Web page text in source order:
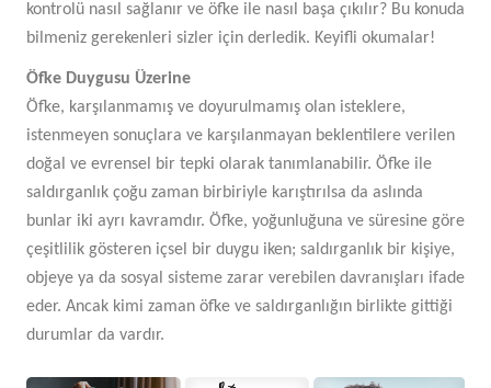
kontrolü nasıl sağlanır ve öfke ile nasıl başa çıkılır? Bu konuda
bilmeniz gerekenleri sizler için derledik. Keyifli okumalar!
Öfke Duygusu Üzerine
Öfke, karşılanmamış ve doyurulmamış olan isteklere,
istenmeyen sonuçlara ve karşılanmayan beklentilere verilen
doğal ve evrensel bir tepki olarak tanımlanabilir. Öfke ile
saldırganlık çoğu zaman birbiriyle karıştırılsa da aslında
bunlar iki ayrı kavramdır. Öfke, yoğunluğuna ve süresine göre
çeşitlilik gösteren içsel bir duygu iken; saldırganlık bir kişiye,
objeye ya da sosyal sisteme zarar verebilen davranışları ifade
eder. Ancak kimi zaman öfke ve saldırganlığın birlikte gittiği
durumlar da vardır.